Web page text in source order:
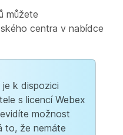
můžete
centra v nabídce
je k dispozici
s licencí Webex
možnost
to, že nemáte